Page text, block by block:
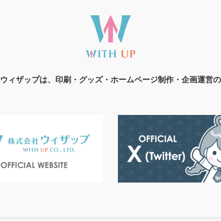
ィザップは、印刷・グッズ・ホームページ制作・企画運営